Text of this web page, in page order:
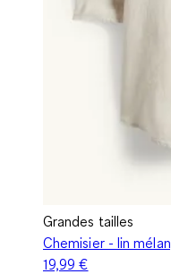
Grandes tailles
Chemisier - lin
19,99 €